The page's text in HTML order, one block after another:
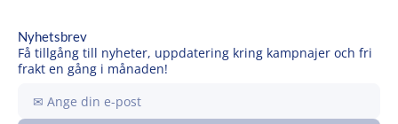
Nyhetsbrev
Få tillgång till nyheter, uppdatering kring kampnajer och fri
frakt en gång i månaden!
din